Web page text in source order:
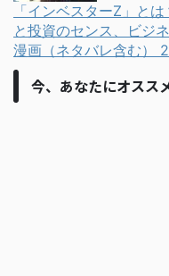
「インベスターZ」と
と投資のセンス、ビジ
漫画（ネタバレ含む）
今、あなたにオスス